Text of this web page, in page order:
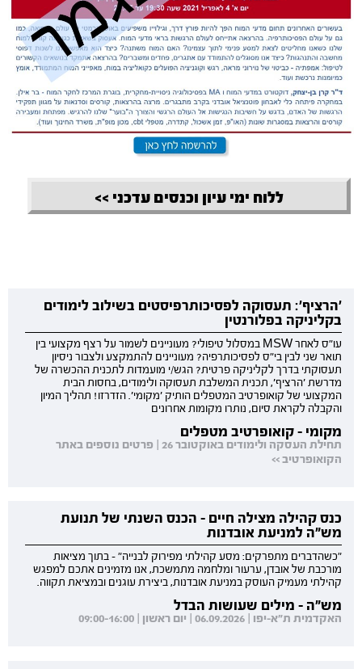
ללוח ימי עיון וכנסים עדכני >>
'הרציף': תעסוקה לפסיכותרפיסטים בשילוב לימודים
בקליניקה בפלורנטין
עו"ס לאחר MSW במסלול טיפולי? מעוניינים לשמור על רצף מקצועי בין
תואר שני לבין בי"ס לפסיכותרפיה? מעוניינים להתמקצע ולצבור ניסיון
תעסוקתי בדרך לקליניקה פרטית? הגש/י מועמדות לתכנית ההכשרה של
מדרשת 'הרציף', תכנית המשלבת תעסוקה ולימודים, בחסות הבית
המקצועי של קואופרטיב המטפלים הותיק 'מקומי'. הזדרזו! תהליך המיון
והקבלה לקראת סיום, נותרו מקומות אחרונים
מקומי - קואופרטיב מטפלים
תחילת העסקה ולימודים באוקטובר 26 | פרטים נוספים באתר
הקואופרטיב >>
כנס קהילה מצילה חיים - הכנס השנתי של תנועת
מש"ה למניעת אובדנות
"כשהדברים מתפרקים: מסע קהילתי מפירוק לבנייה" - בתוך מציאות
מורכבת של אובדן, ערעור ומלחמה מתמשכת, אנו מזמינים אתכם למפגש
קהילתי מעמיק העוסק במניעת אובדנות, ביצירת עוגנים ובמציאת תקווה.
מש"ה - מילים שעושות הבדל
האקדמית ת"א-יפו | 06.09.2026 | יום ראשון | 09:00-16:00